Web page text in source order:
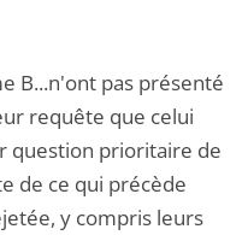
B...n'ont pas présenté
requête que celui
question prioritaire de
de ce qui précède
y compris leurs